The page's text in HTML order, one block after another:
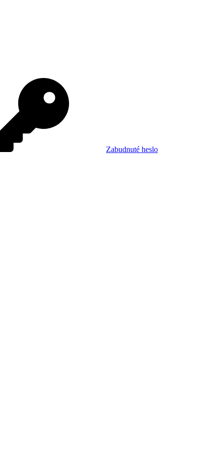
Zabudnuté heslo